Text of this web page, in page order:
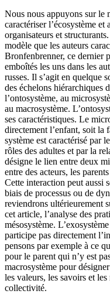
Nous nous appuyons sur le
caractériser l’écosystème
organisateurs et
modèle que les auteurs
Bronfenbrenner, ce dernier
emboîtés les uns dans les
russes. Il s’agit en quelque
des échelons hiérarchiques
l’ontosystème, au
au macrosystème.
ses caractéristiques. Le
directement l’enfant, soit la
système est caractérisé par
rôles des adultes et par la
désigne le lien entre deux
entre des acteurs, les
Cette interaction peut aussi
biais de processus ou de
reviendrons ultérieurement
cet article, l’analyse des
mésosystème.
participe pas directement
pensons par exemple à ce
pour le parent qui n’y est
macrosystème pour
les valeurs, les savoirs et
collectivité.